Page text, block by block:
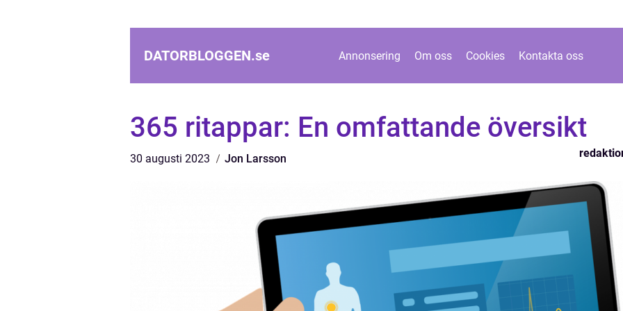
DATORBLOGGEN.se Annonsering Om oss Cookies Kontakta oss
365 ritappar: En omfattande översikt
30 augusti 2023 Jon Larsson